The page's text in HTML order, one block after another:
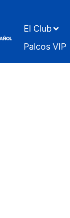
El Club
Palcos VIP